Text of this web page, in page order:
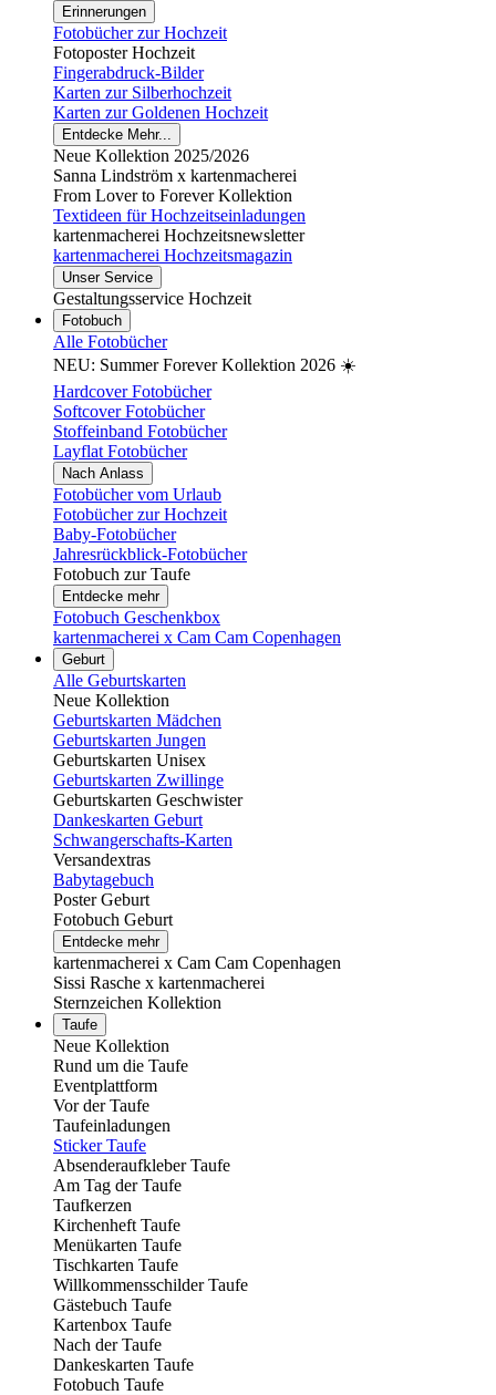
Erinnerungen
Fotobücher zur Hochzeit
Fotoposter Hochzeit
Fingerabdruck-Bilder
Karten zur Silberhochzeit
Karten zur Goldenen Hochzeit
Entdecke Mehr...
Neue Kollektion 2025/2026
Sanna Lindström x kartenmacherei
From Lover to Forever Kollektion
Textideen für Hochzeitseinladungen
kartenmacherei Hochzeitsnewsletter
kartenmacherei Hochzeitsmagazin
Unser Service
Gestaltungsservice Hochzeit
Fotobuch
Alle Fotobücher
NEU: Summer Forever Kollektion 2026 ☀️
Hardcover Fotobücher
Softcover Fotobücher
Stoffeinband Fotobücher
Layflat Fotobücher
Nach Anlass
Fotobücher vom Urlaub
Fotobücher zur Hochzeit
Baby-Fotobücher
Jahresrückblick-Fotobücher
Fotobuch zur Taufe
Entdecke mehr
Fotobuch Geschenkbox
kartenmacherei x Cam Cam Copenhagen
Geburt
Alle Geburtskarten
Neue Kollektion
Geburtskarten Mädchen
Geburtskarten Jungen
Geburtskarten Unisex
Geburtskarten Zwillinge
Geburtskarten Geschwister
Dankeskarten Geburt
Schwangerschafts-Karten
Versandextras
Babytagebuch
Poster Geburt
Fotobuch Geburt
Entdecke mehr
kartenmacherei x Cam Cam Copenhagen
Sissi Rasche x kartenmacherei
Sternzeichen Kollektion
Taufe
Neue Kollektion
Rund um die Taufe
Eventplattform
Vor der Taufe
Taufeinladungen
Sticker Taufe
Absenderaufkleber Taufe
Am Tag der Taufe
Taufkerzen
Kirchenheft Taufe
Menükarten Taufe
Tischkarten Taufe
Willkommensschilder Taufe
Gästebuch Taufe
Kartenbox Taufe
Nach der Taufe
Dankeskarten Taufe
Fotobuch Taufe